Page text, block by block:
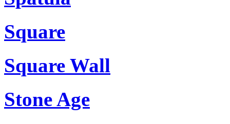
Square
Square Wall
Stone Age